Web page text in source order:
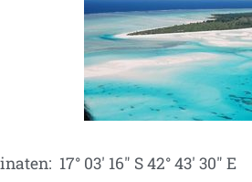
17° 03′ 16″ S 42° 43′ 30″ E